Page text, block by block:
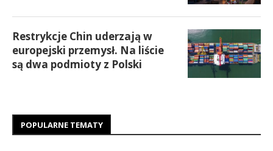
Restrykcje Chin uderzają w
europejski przemysł. Na liście
są dwa podmioty z Polski
POPULARNE TEMATY